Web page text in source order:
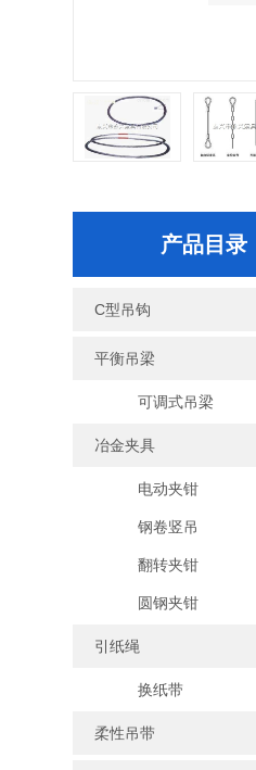
产品目录
C型吊钩
平衡吊梁
可调式吊梁
冶金夹具
电动夹钳
钢卷竖吊
翻转夹钳
圆钢夹钳
引纸绳
换纸带
柔性吊带